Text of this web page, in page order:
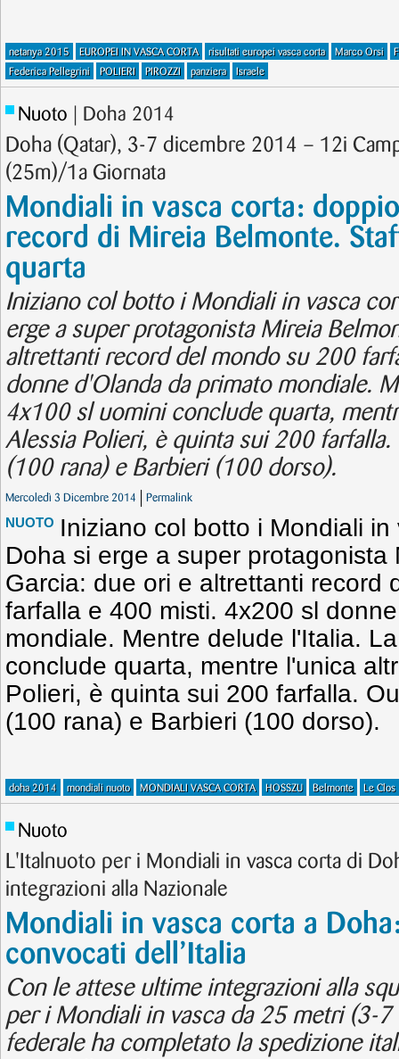
netanya 2015 EUROPEI IN VASCA CORTA risultati europei vasca corta Marco Orsi
Federica Pellegrini
POLIERI PIROZZI panziera Israele
Nuoto | Doha 2014
Doha (Qatar), 3-7 dicembre 2014 – 12i
(25m)/1a Giornata
Mondiali in vasca corta:
record di Mireia Belmonte.
quarta
Iniziano col botto i Mondiali in vasca
erge a super protagonista Mireia
altrettanti record del mondo su 200
donne d'Olanda da primato mondiale.
4x100 sl uomini conclude quarta,
Alessia Polieri, è quinta sui 200
(100 rana) e Barbieri (100 dorso).
Mercoledì 3 Dicembre 2014 Permalink
NUOTO Iniziano col botto i Mondiali
Doha si erge a super protagonista
Garcia: due ori e altrettanti record
farfalla e 400 misti. 4x200 sl
mondiale. Mentre delude l'Italia.
conclude quarta, mentre l'unica
Polieri, è quinta sui 200 farfalla.
(100 rana) e Barbieri (100 dorso).
doha 2014 mondiali nuoto MONDIALI VASCA CORTA HOSSZU Belmonte Le Clos
Nuoto
L'Italnuoto per i Mondiali in vasca corta di
integrazioni alla Nazionale
Mondiali in vasca corta a
convocati dell’Italia
Con le attese ultime integrazioni alla
per i Mondiali in vasca da 25 metri (3-
federale ha completato la spedizione